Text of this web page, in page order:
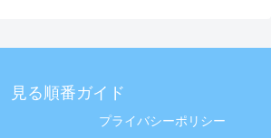
見る順番ガイド
プライバシーポリシー